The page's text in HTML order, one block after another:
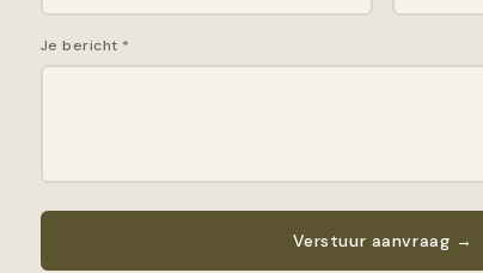
Je bericht *
Verstuur aanvraag →